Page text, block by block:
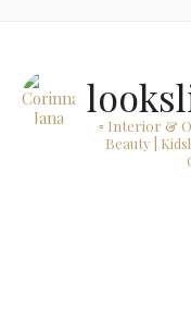
▫ Interior &
Beauty |